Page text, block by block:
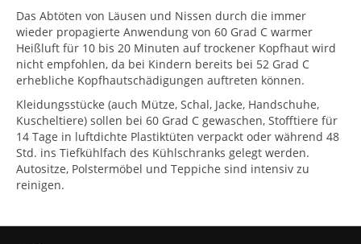
Das Abtöten von Läusen und Nissen durch die immer
wieder propagierte Anwendung von 60 Grad C warmer
Heißluft für 10 bis 20 Minuten auf trockener Kopfhaut wird
nicht empfohlen, da bei Kindern bereits bei 52 Grad C
erhebliche Kopfhautschädigungen auftreten können.
Kleidungsstücke (auch Mütze, Schal, Jacke, Handschuhe,
Kuscheltiere) sollen bei 60 Grad C gewaschen, Stofftiere für
14 Tage in luftdichte Plastiktüten verpackt oder während 48
Std. ins Tiefkühlfach des Kühlschranks gelegt werden.
Autositze, Polstermöbel und Teppiche sind intensiv zu
reinigen.